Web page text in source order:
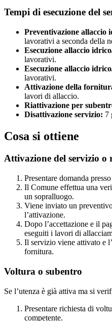
Tempi di esecuzione del
Preventivazione allaccio
lavorativi a seconda della
Esecuzione allaccio
lavorativi.
Esecuzione allaccio
lavorativi.
Attivazione della
lavori di allaccio.
Riattivazione per
Disattivazione servizio: 7
Cosa si ottiene
Attivazione del servizio o
Presentare domanda presso
Il Comune effettua una
un sopralluogo.
Viene inviato un
l’attivazione.
Dopo l’accettazione e il
eseguiti i lavori di
Il servizio viene attivato e
fornitura.
Voltura o subentro
Se l’utenza è già attiva ma si
Presentare richiesta di
competente.